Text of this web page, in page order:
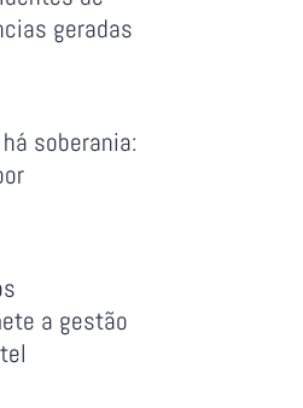
geradas
soberania:
a gestão